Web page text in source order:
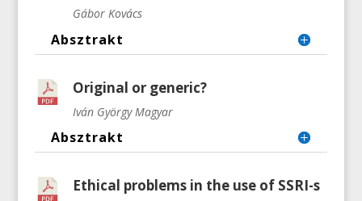
Gábor Kovács
Absztrakt
Original or generic?
Iván György Magyar
Absztrakt
Ethical problems in the use of SSRI-s